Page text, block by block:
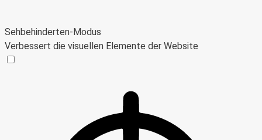
Sehbehinderten-Modus
Verbessert die visuellen Elemente der Website